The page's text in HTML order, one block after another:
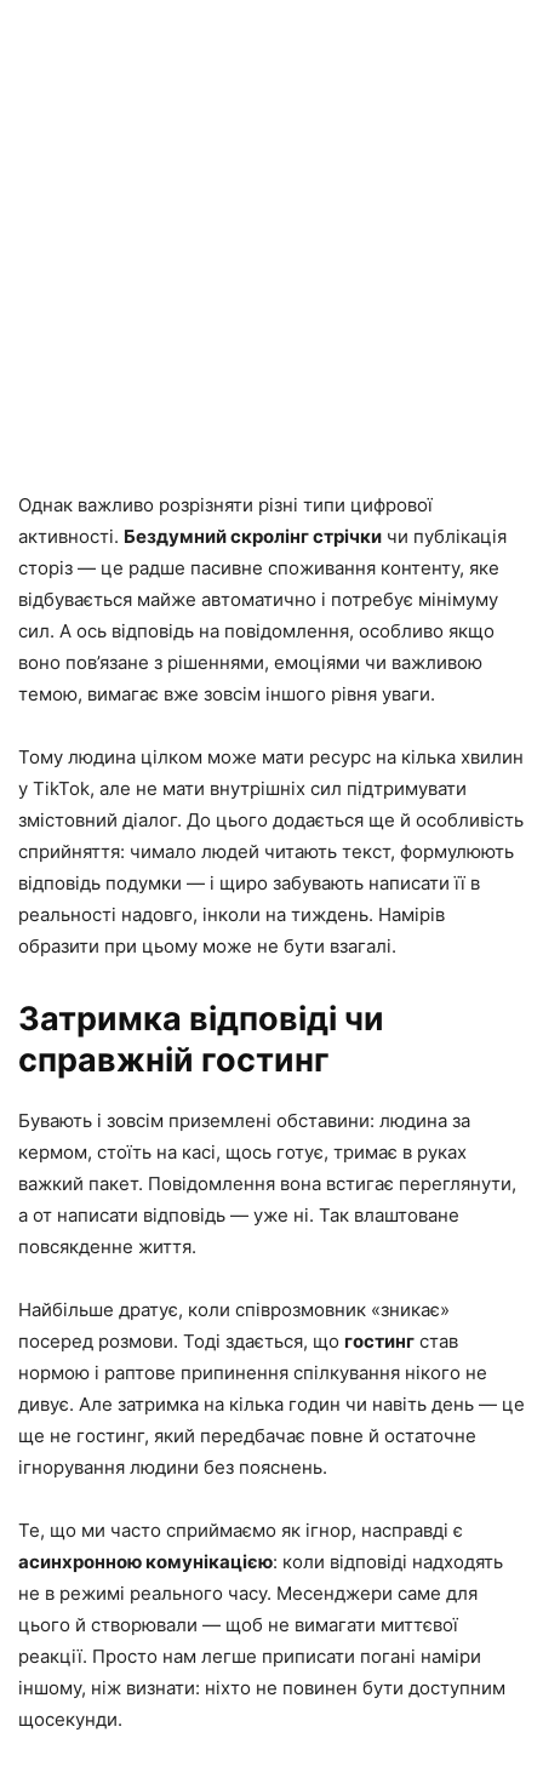
Однак важливо розрізняти різні типи цифрової
активності. Бездумний скролінг стрічки чи публікація
сторіз — це радше пасивне споживання контенту, яке
відбувається майже автоматично і потребує мінімуму
сил. А ось відповідь на повідомлення, особливо якщо
воно пов’язане з рішеннями, емоціями чи важливою
темою, вимагає вже зовсім іншого рівня уваги.
Тому людина цілком може мати ресурс на кілька хвилин
у TikTok, але не мати внутрішніх сил підтримувати
змістовний діалог. До цього додається ще й особливість
сприйняття: чимало людей читають текст, формулюють
відповідь подумки — і щиро забувають написати її в
реальності надовго, інколи на тиждень. Намірів
образити при цьому може не бути взагалі.
Затримка відповіді чи
справжній гостинг
Бувають і зовсім приземлені обставини: людина за
кермом, стоїть на касі, щось готує, тримає в руках
важкий пакет. Повідомлення вона встигає переглянути,
а от написати відповідь — уже ні. Так влаштоване
повсякденне життя.
Найбільше дратує, коли співрозмовник «зникає»
посеред розмови. Тоді здається, що гостинг став
нормою і раптове припинення спілкування нікого не
дивує. Але затримка на кілька годин чи навіть день — це
ще не гостинг, який передбачає повне й остаточне
ігнорування людини без пояснень.
Те, що ми часто сприймаємо як ігнор, насправді є
асинхронною комунікацією: коли відповіді надходять
не в режимі реального часу. Месенджери саме для
цього й створювали — щоб не вимагати миттєвої
реакції. Просто нам легше приписати погані наміри
іншому, ніж визнати: ніхто не повинен бути доступним
щосекунди.